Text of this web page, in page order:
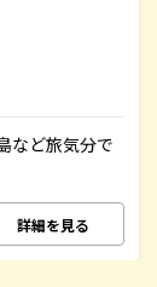
など旅気分で
詳細を見る